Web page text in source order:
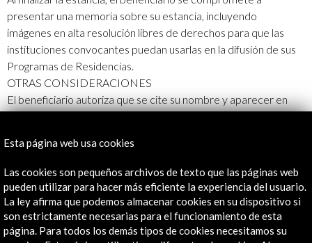
presentar una memoria sobre su estancia, incluyendo
imágenes en alta resolución libres de derechos para que las
instituciones convocantes puedan usarlas en la difusión de sus
Programas de Residencias.
OTRAS CONSIDERACIONES
El beneficiario autoriza que se cite su nombre y aparecer en
La organización se reserva el derecho a hacer modificaciones
o tomar iniciativas no reguladas en estas bases, siempre que
supongan mejoras que afecten directamente al éxito del
proyecto. La interpretación de las bases dependerá
exclusivamente de los miembros de la Comisión de
Valoración.
Esta página web usa cookies
Las cookies son pequeños archivos de texto que las páginas web
pueden utilizar para hacer más eficiente la experiencia del usuario.
La ley afirma que podemos almacenar cookies en su dispositivo si
son estrictamente necesarias para el funcionamiento de esta
página. Para todos los demás tipos de cookies necesitamos su